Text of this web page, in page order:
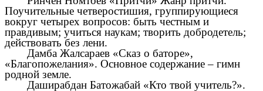
Поучительные четверостишия, группирующиеся
вокруг четырех вопросов: быть честным и
правдивым; учиться наукам; творить добродетель;
действовать без лени.
Дамба Жалсараев «Сказ о баторе»,
«Благопожелания». Основное содержание – гимн
родной земле.
Даширабдан Батожабай «Кто твой учитель?».